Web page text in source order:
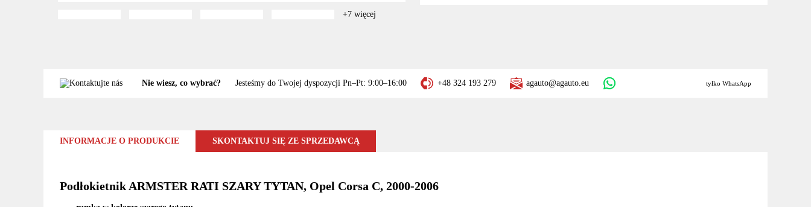
+7 więcej
Nie wiesz, co wybrać? Jesteśmy do Twojej dyspozycji Pn–Pt: 9:00–16:00 +48 324 193 279 agauto@agauto.eu tyłko WhatsApp
INFORMACJE O PRODUKCIE SKONTAKTUJ SIĘ ZE SPRZEDAWCĄ
Podłokietnik ARMSTER RATI SZARY TYTAN, Opel Corsa C, 2000-2006